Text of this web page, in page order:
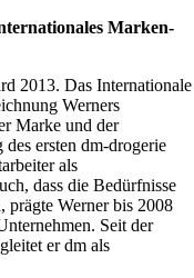
Marken-
2013. Das Internationale
Werners
Marke und der
ersten dm-drogerie
als
dass die Bedürfnisse
prägte Werner bis 2008
Seit der
er dm als